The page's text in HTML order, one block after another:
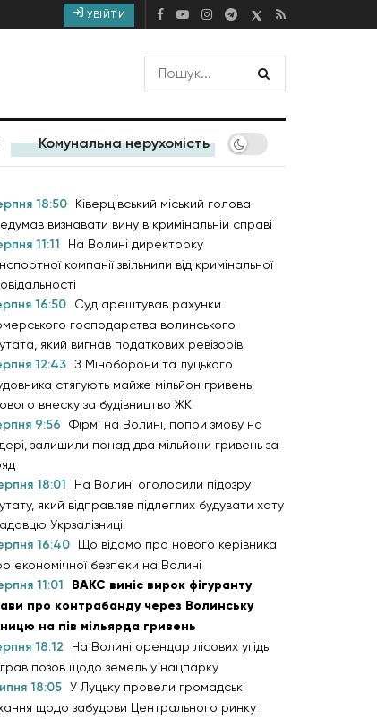
УВІЙТИ
Комунальна нерухомість
18:50
Ківерцівський міський голова
визнавати вину в кримінальній справі
11:11
На Волині директорку
компанії звільнили від кримінальної
16:50
Суд арештував рахунки
господарства волинського
який вигнав податкових ревізорів
12:43 З Міноборони та луцького
стягують майже мільйон гривень
внеску за будівництво ЖК
9:56
Фірмі на Волині, попри змову на
залишили понад два мільйони гривень за
18:01
На Волині оголосили підозру
який відправляв підлеглих будувати хату
Укрзалізниці
16:40
Що відомо про нового керівника
економічної безпеки на Волині
11:01
ВАКС виніс вирок фігуранту
про контрабанду через Волинську
на пів мільярда гривень
18:12
На Волині орендар лісових угідь
позов щодо земель у нацпарку
18:05 У Луцьку провели громадські
щодо забудови Центрального ринку і